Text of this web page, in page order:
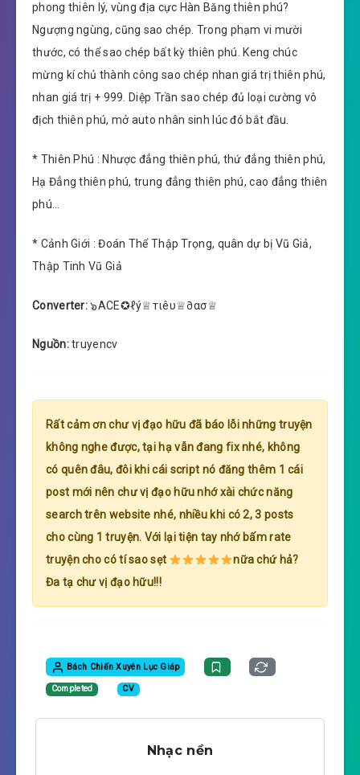
phong thiên lý, vùng địa cực Hàn Băng thiên phú?
Ngượng ngùng, cũng sao chép. Trong phạm vi mười
thước, có thể sao chép bất kỳ thiên phú. Keng chúc
mừng kí chủ thành công sao chép nhan giá trị thiên phú,
nhan giá trị + 999. Diệp Trần sao chép đủ loại cường vô
địch thiên phú, mở auto nhân sinh lúc đó bắt đầu.
* Thiên Phú : Nhược đẳng thiên phú, thứ đẳng thiên phú,
Hạ Đẳng thiên phú, trung đẳng thiên phú, cao đẳng thiên
phú…
* Cảnh Giới : Đoán Thể Thập Trọng, quân dự bị Vũ Giả,
Thập Tinh Vũ Giả
Converter:๖ACE✪ℓý♕тιêυ♕∂ασ♕
Nguồn:truyencv
Rất cảm ơn chư vị đạo hữu đã báo lỗi những truyện
không nghe được, tại hạ vẫn đang fix nhé, không
có quên đâu, đôi khi cái script nó đăng thêm 1 cái
post mới nên chư vị đạo hữu nhớ xài chức năng
search trên website nhé, nhiều khi có 2, 3 posts
cho cùng 1 truyện. Với lại tiện tay nhớ bấm rate
truyện cho có tí sao sẹt
nữa chứ hả?
Đa tạ chư vị đạo hữu!!!
Bách Chiến Xuyên Lục Giáp
Completed CV
Nhạc nền